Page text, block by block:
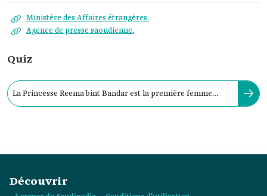
Ministère des Affaires étrangères.
Agence de presse saoudienne.
Quiz
La Princesse Reema bint Bandar est la première femme
Découvrir